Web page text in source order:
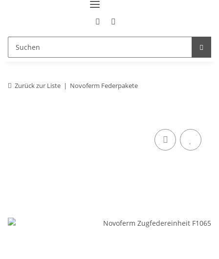
Zurück zur Liste Novoferm Federpakete